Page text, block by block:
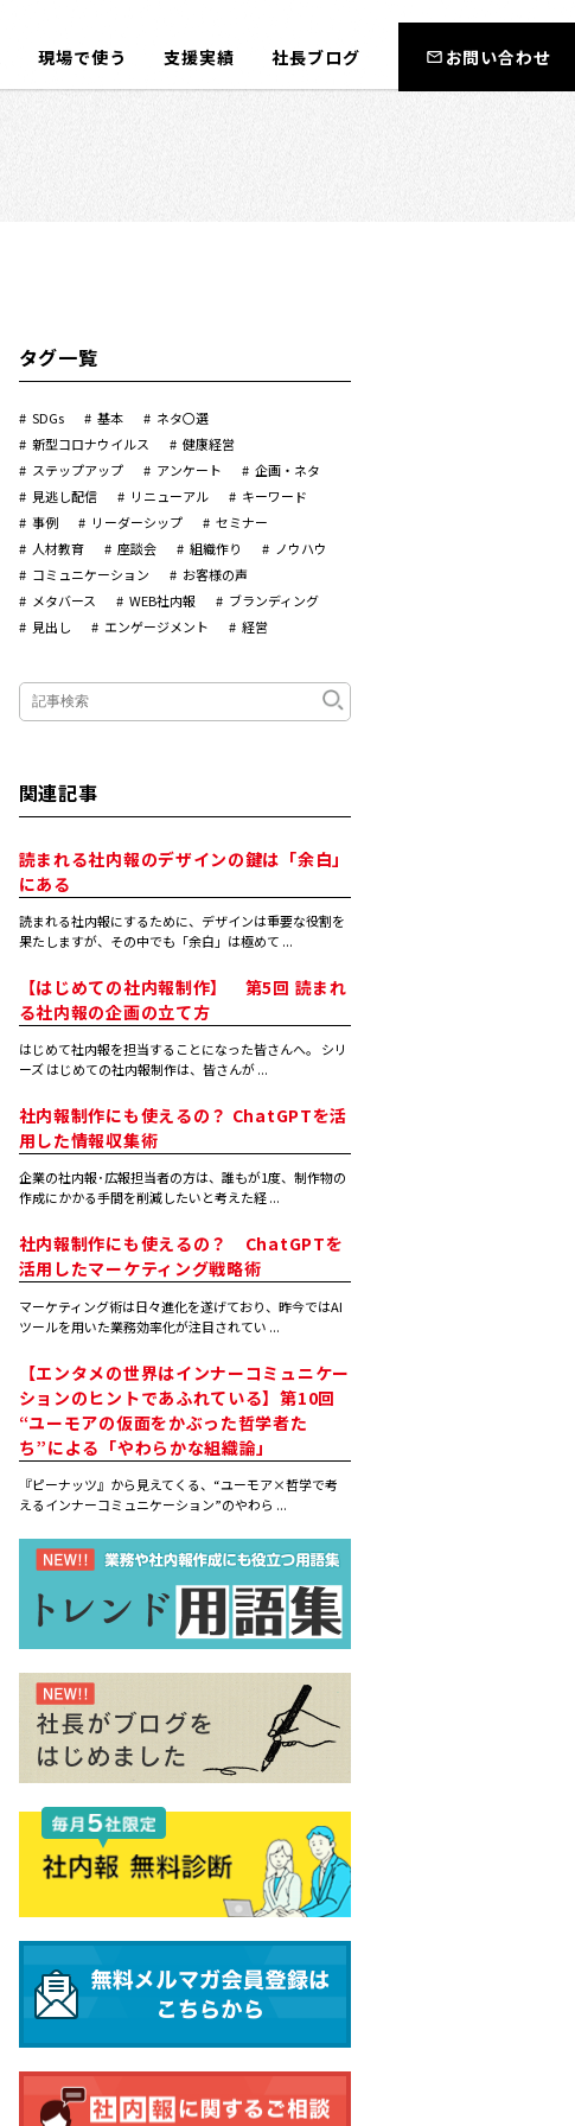
現場で使う 支援実績 社長ブログ お問い合わせ
タグ一覧
SDGs 基本
ネタ〇選
新型コロナウイルス
健康経営
ステップアップ
アンケート
企画・ネタ
見逃し配信
リニューアル
キーワード
事例
リーダーシップ
セミナー
人材教育
座談会 組織作り
ノウハウ
コミュニケーション
お客様の声
メタバース
WEB社内報
ブランディング
見出し
エンゲージメント 経営
関連記事
読まれる社内報のデザインの鍵は「余白」
にある
読まれる社内報にするために、デザインは重要な役割を
果たしますが、その中でも「余白」は極めて ...
【はじめての社内報制作】 第5回 読まれ
る社内報の企画の立て方
はじめて社内報を担当することになった皆さんへ。 シリ
ーズ はじめての社内報制作は、皆さんが ...
社内報制作にも使えるの？ ChatGPTを活
用した情報収集術
企業の社内報･広報担当者の方は、誰もが1度、制作物の
作成にかかる手間を削減したいと考えた経 ...
社内報制作にも使えるの？ ChatGPTを
活用したマーケティング戦略術
マーケティング術は日々進化を遂げており、昨今ではAI
ツールを用いた業務効率化が注目されてい ...
【エンタメの世界はインナーコミュニケー
ションのヒントであふれている】第10回
“ユーモアの仮面をかぶった哲学者た
ち”による「やわらかな組織論」
『ピーナッツ』から見えてくる、“ユーモア×哲学で考
えるインナーコミュニケーション”のやわら ...